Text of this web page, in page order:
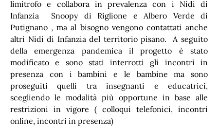
limitrofo e collabora in prevalenza con i Nidi di
Infanzia Snoopy di Riglione e Albero Verde di
Putignano , ma al bisogno vengono contattati anche
altri Nidi di Infanzia del territorio pisano. A seguito
della emergenza pandemica il progetto è stato
modificato e sono stati interrotti gli incontri in
presenza con i bambini e le bambine ma sono
proseguiti quelli tra insegnanti e educatrici,
scegliendo le modalità più opportune in base alle
restrizioni in vigore ( colloqui telefonici, incontri
online, incontri in presenza)